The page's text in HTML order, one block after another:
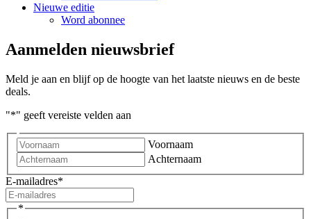
Nieuwe editie
Word abonnee
Aanmelden nieuwsbrief
Meld je aan en blijf op de hoogte van het laatste nieuws en de beste
deals.
"*" geeft vereiste velden aan
Voornaam
Achternaam
E-mailadres*
*